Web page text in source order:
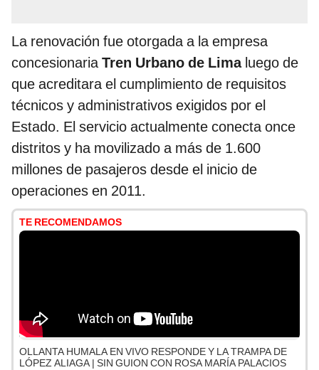
La renovación fue otorgada a la empresa
concesionariaTren Urbano de Limaluego de
que acreditara el cumplimiento de requisitos
técnicos y administrativos exigidos por el
Estado. El servicio actualmente conecta once
distritos y ha movilizado a más de 1.600
millones de pasajeros desde el inicio de
operaciones en 2011.
TE RECOMENDAMOS
OLLANTA HUMALA EN VIVO RESPONDE Y LA TRAMPA DE
LÓPEZ ALIAGA | SIN GUION CON ROSA MARÍA PALACIOS